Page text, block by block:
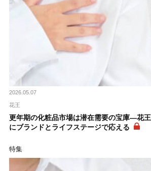
2026.05.07
花王
更年期の化粧品市場は潜在需要の宝庫―花
にブランドとライフステージで応える
特集